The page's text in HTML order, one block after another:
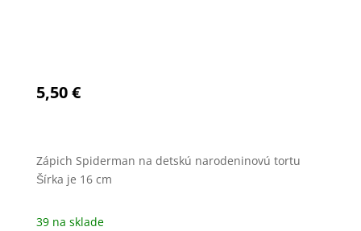
5,50€
Zápich Spiderman na detskú narodeninovú tortu
Šírka je 16 cm
39 na sklade